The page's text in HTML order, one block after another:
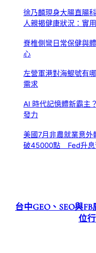
徐乃麟現身大腸直腸
人親揭健康狀況：實
脊椎側彎日常保健與
心
左營軍港對海鯤號有
需求
AI 時代記憶體新霸主
發力
美國7月非農就業意
破45000點 Fed升息
台中GEO、SEO與
位